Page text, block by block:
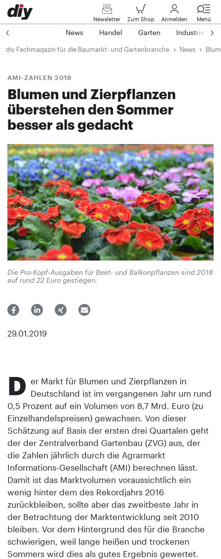
Newsletter Zum Shop Anmelden Menü
News Handel Garten Industrie
diy Fachmagazin für die Baumarkt- und Gartenbranche News
AMI-ZAHLEN 2018
Blumen und Zierpflanzen
überstehen den Sommer
besser als gedacht
Die Pro-Kopf-Ausgaben für Beet- und Balkonpflanzen sind 2018
auf rund 22 Euro gestiegen.
29.01.2019
D er Markt für Blumen und Zierpflanzen in
Deutschland ist im vergangenen Jahr um rund
0,5 Prozent auf ein Volumen von 8,7 Mrd. Euro (zu
Einzelhandelspreisen) gewachsen. Von dieser
Schätzung auf Basis der ersten drei Quartalen geht
der der Zentralverband Gartenbau (ZVG) aus, der
die Zahlen jährlich durch die Agrarmarkt
Informations-Gesellschaft (AMI) berechnen lässt.
Damit ist das Marktvolumen voraussichtlich ein
wenig hinter dem des Rekordjahrs 2016
zurückbleiben, sollte aber das zweitbeste Jahr in
der Betrachtung der Marktentwicklung seit 2010
bleiben. Vor dem Hintergrund des für die Branche
schwierigen, weil lange heißen und trockenen
Sommers wird dies als gutes Ergebnis gewertet.